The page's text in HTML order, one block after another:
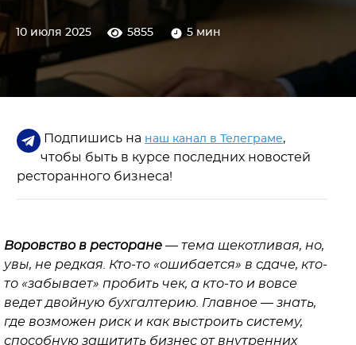
10 июля 2025 5855 5 мин
Подпишись на наш канал в Телеграме,
чтобы быть в курсе последних новостей
ресторанного бизнеса!
Воровство в ресторане — тема щекотливая, но,
увы, не редкая. Кто-то «ошибается» в сдаче, кто-
то «забывает» пробить чек, а кто-то и вовсе
ведет двойную бухгалтерию. Главное — знать,
где возможен риск и как выстроить систему,
способную защитить бизнес от внутренних